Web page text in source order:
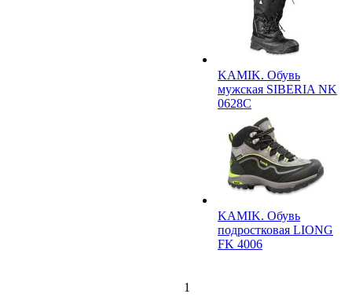
KAMIK. Обувь
мужская SIBERIA NK
0628C
KAMIK. Обувь
подростковая LIONG
FK 4006
1